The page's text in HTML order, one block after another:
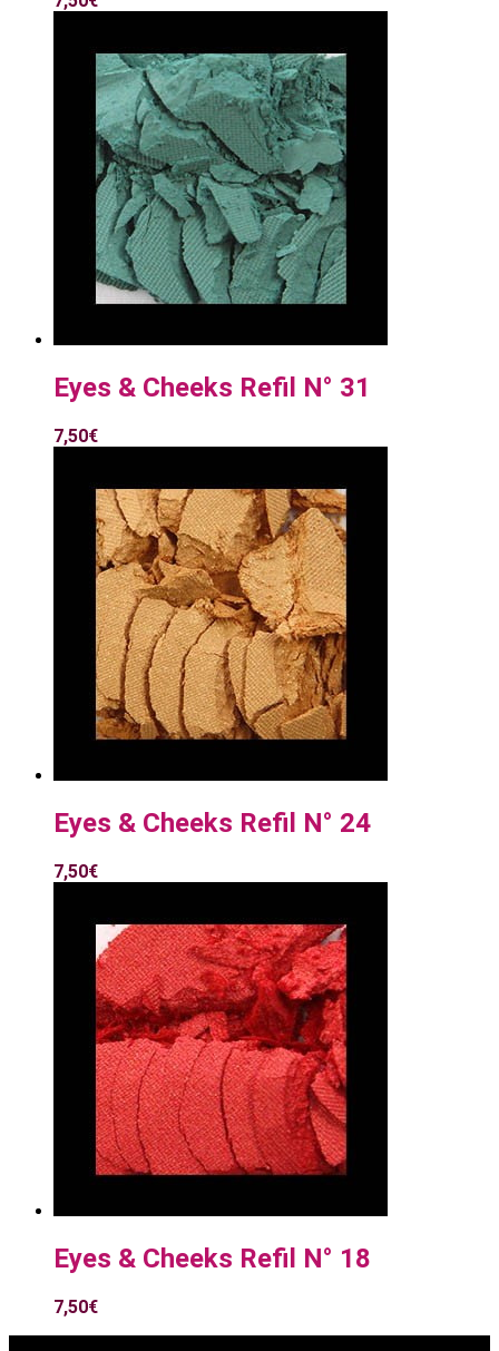
Eyes & Cheeks Refil N° 31
7,50€
Eyes & Cheeks Refil N° 24
7,50€
Eyes & Cheeks Refil N° 18
7,50€